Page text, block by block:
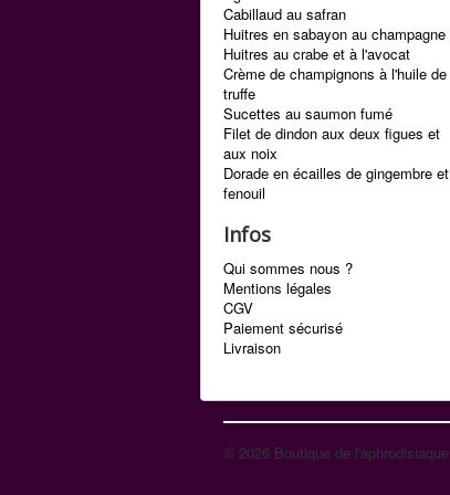
Cabillaud au safran
Huitres en sabayon au champagne
Huitres au crabe et à l'avocat
Crème de champignons à l'huile de
truffe
Sucettes au saumon fumé
Filet de dindon aux deux figues et
aux noix
Dorade en écailles de gingembre et
fenouil
Infos
Qui sommes nous ?
Mentions légales
CGV
Paiement sécurisé
Livraison
© 2026 Boutique de l'aphrodisiaque